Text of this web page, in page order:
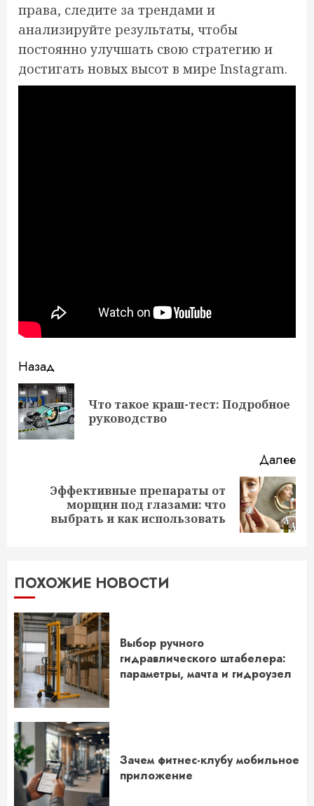
права, следите за трендами и
анализируйте результаты, чтобы
постоянно улучшать свою стратегию и
достигать новых высот в мире Instagram.
Продолжить
чтение
Назад
Что такое краш-тест: Подробное
руководство
Далее
Следующая
запись:
Эффективные препараты от
морщин под глазами: что
выбрать и как использовать
ПОХОЖИЕ НОВОСТИ
Выбор ручного
гидравлического штабелера:
параметры, мачта и гидроузел
Зачем фитнес-клубу мобильное
приложение